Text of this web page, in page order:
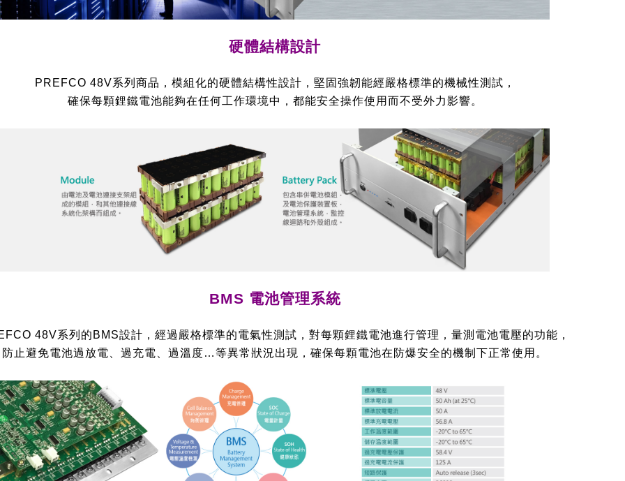
硬體結構設計
PREFCO 48V系列商品，模組化的硬體結構性設計，堅固強韌能經嚴格標準的機械性測試，
確保每顆鋰鐵電池能夠在任何工作環境中，都能安全操作使用而不受外力影響。
BMS 電池管理系統
48V系列的BMS設計，經過嚴格標準的電氣性測試，對每顆鋰鐵電池進行管理，量測電池電壓的功能，
防止避免電池過放電、過充電、過溫度…等異常狀況出現，確保每顆電池在防爆安全的機制下正常使用。